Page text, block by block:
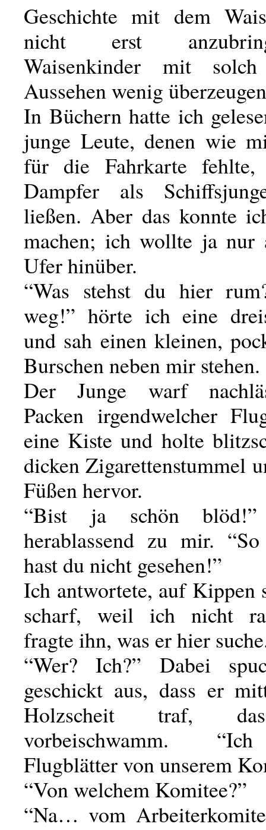
Geschichte mit dem
nicht erst
Waisenkinder mit solch
Aussehen wenig
In Büchern hatte ich
junge Leute, denen wie
für die Fahrkarte
Dampfer als
ließen. Aber das konnte
machen; ich wollte ja nur
Ufer hinüber.
“Was stehst du hier
weg!” hörte ich eine
und sah einen kleinen,
Burschen neben mir stehen.
Der Junge warf
Packen irgendwelcher
eine Kiste und holte
dicken Zigarettenstummel
Füßen hervor.
“Bist ja schön
herablassend zu mir.
hast du nicht gesehen!”
Ich antwortete, auf Kippen
scharf, weil ich nicht
fragte ihn, was er hier
“Wer? Ich?” Dabei
geschickt aus, dass er
Holzscheit traf,
vorbeischwamm.
Flugblätter von unserem
“Von welchem Komitee?”
“Na… vom